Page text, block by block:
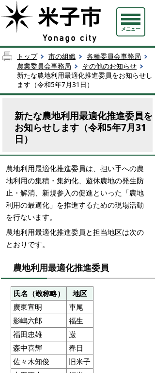
メニュー
トップ 市の組織
各種委員会事務局
農業委員会事務局
その他のお知らせ
新たな農地利用最適化推進委員をお知らせし
ます（令和5年7月31日）
新たな農地利用最適化推進委員を
お知らせします（令和5年7月31
日）
農地利用最適化推進委員は、担い手への農
地利用の集積・集約化、遊休農地の発生防
止・解消、新規参入の促進といった「農地
利用の最適化」を推進するための現場活動
を行ないます。
農地利用最適化推進委員と担当地区は次の
とおりです。
農地利用最適化推進委員
氏名（敬称略）
地区
廣東宣明
車尾
影嶋六郎
福生
福田忠雄
巌
森中喜輝
春日
佐々木知俊
旧米子